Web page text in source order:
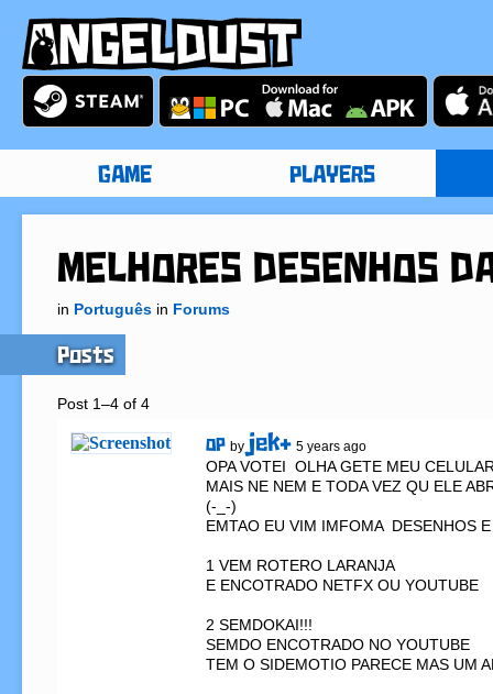
GAME PLAYERS
MELHORES DESENHOS
in Portuguêsin Forums
Posts
Post 1–4 of 4
OP by jek+ 5 years ago
OPA VOTEI  OLHA GETE MEU
MAIS NE NEM E TODA VEZ QU ELE
(-_-)
EMTAO EU VIM IMFOMA  DESENHOS
1 VEM ROTERO LARANJA
E ENCOTRADO NETFX OU YOUTUBE
2 SEMDOKAI!!!
SEMDO ENCOTRADO NO YOUTUBE
TEM O SIDEMOTIO PARECE MAS UM